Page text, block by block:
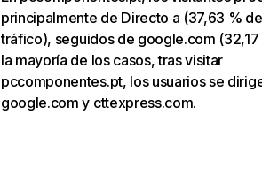
principalmente de Directo a (37,63 % de
tráfico), seguidos de google.com (32,17
la mayoría de los casos, tras visitar
pccomponentes.pt, los usuarios se
google.com y cttexpress.com.